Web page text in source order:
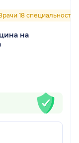
18 специальностей
на